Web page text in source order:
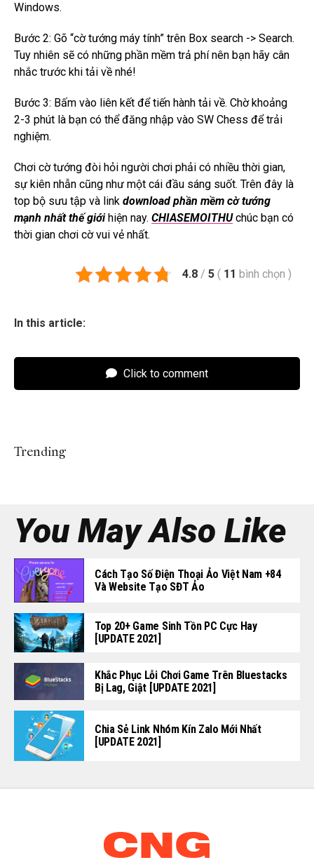
Windows.
Bước 2: Gõ “cờ tướng máy tính” trên Box search -> Search.
Tuy nhiên sẽ có những phần mềm trả phí nên bạn hãy cân
nhắc trước khi tải về nhé!
Bước 3: Bấm vào liên kết để tiến hành tải về. Chờ khoảng
2-3 phút là bạn có thể đăng nhập vào SW Chess để trải
nghiệm.
Chơi cờ tướng đòi hỏi người chơi phải có nhiều thời gian,
sự kiên nhẫn cũng như một cái đầu sáng suốt. Trên đây là
top bộ sưu tập và link download phần mềm cờ tướng
mạnh nhất thế giớihiện nay. CHIASEMOITHUchúc bạn có
thời gian chơi cờ vui vẻ nhất.
4.8 / 5 ( 11 bình chọn )
In this article:
Click to comment
Trending
You May Also Like
Cách Tạo Số Điện Thoại Ảo Việt Nam +84
Và Website Tạo SĐT Ảo
Top 20+ Game Sinh Tồn PC Cực Hay
[UPDATE 2021]
Khắc Phục Lỗi Chơi Game Trên Bluestacks
Bị Lag, Giật [UPDATE 2021]
Chia Sẻ Link Nhóm Kín Zalo Mới Nhất
[UPDATE 2021]